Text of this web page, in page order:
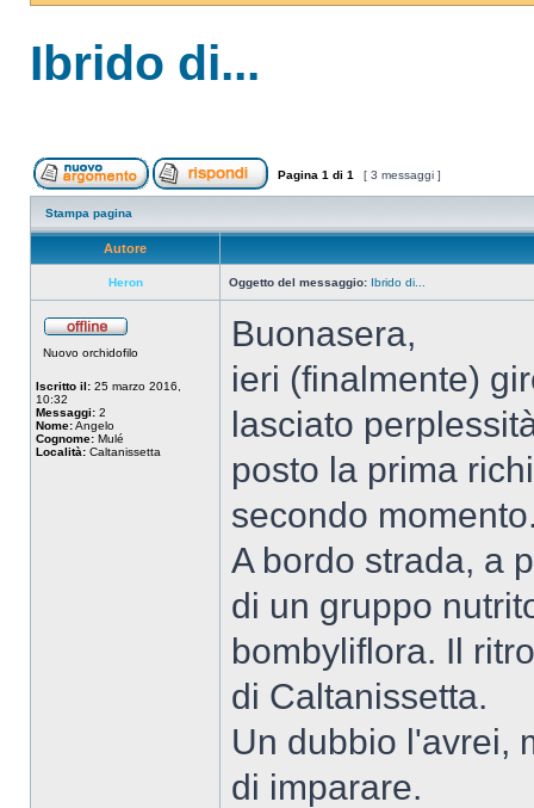
Ibrido di...
Pagina 1 di 1 [ 3 messaggi ]
Stampa pagina
Autore
Heron Oggetto del messaggio: Ibrido di...
Nuovo orchidofilo
Iscritto il: 25 marzo 2016,
10:32
Messaggi: 2
Nome:Angelo
Cognome: Mulé
Località: Caltanissetta
Buonasera,
ieri (finalmente)
lasciato
posto la prima
secondo
A bordo strada, a
di un gruppo
bombyliflora. Il
di Caltanissetta.
Un dubbio l'avrei,
di imparare.